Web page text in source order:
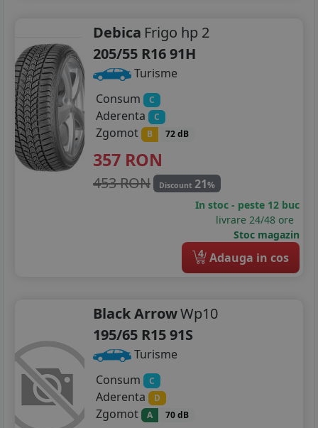
Debica Frigo hp 2
205/55 R16 91H
Turisme
Consum
C
Aderenta C
Zgomot B 72 dB
357 RON
453 RON Discount 21%
In stoc - peste 12 buc
livrare 24/48 ore
Stoc magazin
4 Adauga in cos
Black ArrowWp10
195/65 R15 91S
Turisme
Consum
C
Aderenta D
Zgomot A 70 dB